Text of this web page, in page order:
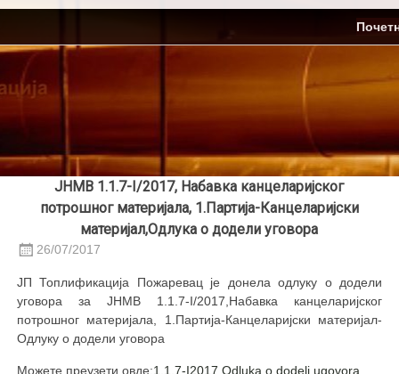
Skip
content
ЈНМВ 1.1.7-I/2017, Набавка канцеларијског
потрошног материјала, 1.Партија-Канцеларијски
материјал,Одлука о додели уговора
26/07/2017
ЈП Топлификација Пожаревац је донела одлуку о додели
уговора за ЈНМВ 1.1.7-I/2017,Набавка канцеларијског
потрошног материјала, 1.Партија-Канцеларијски материјал-
Одлуку о додели уговора
Можете преузети овде:1.1.7-I2017 Odluka o dodeli ugovora